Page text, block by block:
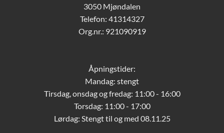
3050 Mjøndalen
Telefon: 41314327
Org.nr.: 921090919
Åpningstider:
Mandag: stengt
Tirsdag, onsdag og fredag: 11:00 - 16:00
Torsdag: 11:00 - 17:00
Lørdag: Stengt til og med 08.11.25